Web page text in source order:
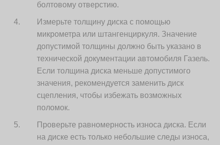
болтовому отверстию.
Измерьте толщину диска с помощью
микрометра или штангенциркуля. Значение
допустимой толщины должно быть указано в
технической документации автомобиля Газель.
Если толщина диска меньше допустимого
значения, рекомендуется заменить диск
сцепления, чтобы избежать возможных
поломок.
Проверьте равномерность износа диска. Если
на диске есть только небольшие следы износа,